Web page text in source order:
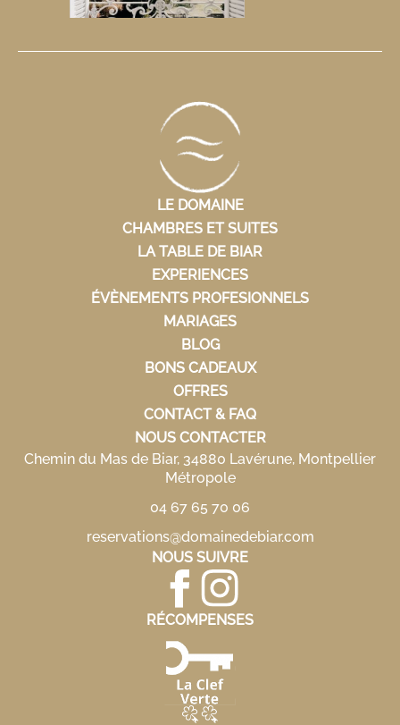
LE DOMAINE
CHAMBRES ET SUITES
LA TABLE DE BIAR
EXPERIENCES
ÉVÈNEMENTS PROFESIONNELS
MARIAGES
BLOG
BONS CADEAUX
OFFRES
CONTACT & FAQ
NOUS CONTACTER
Chemin du Mas de Biar, 34880 Lavérune, Montpellier
Métropole
04 67 65 70 06
reservations@domainedebiar.com
NOUS SUIVRE
RÉCOMPENSES